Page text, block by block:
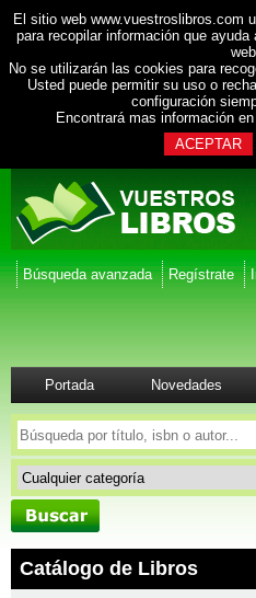
El sitio web www.vuestroslibros.com
para recopilar información que
No se utilizarán las cookies para
Usted puede permitir su uso o
configuración
Encontrará mas información
ACEPTAR
Búsqueda avanzada Regístrate
Portada Novedades
Catálogo de Libros